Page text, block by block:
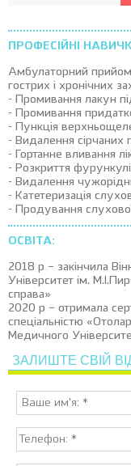
ПРОФЕСІЙНІ
Амбулаторний прийом
гострих і хронічних
- Промивання лакун
- Промивання
- Пункція
- Видалення сірчаних
- Гортанне вливання
- Розкриття
- Видалення
- Катетеризація
- Продування
ОСВІТА:
2018 р – закінчила
Університет ім.
справа»
2020 р – отримала
спеціальністю
Медичного
ЗАЛИШТЕ СВІЙ